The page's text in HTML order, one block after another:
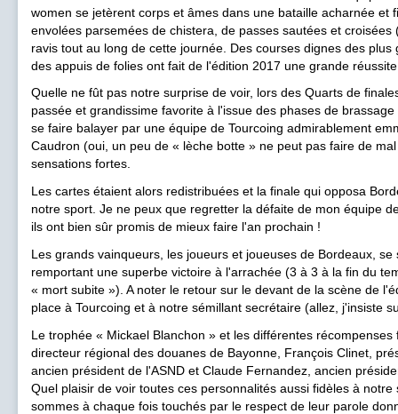
women se jetèrent corps et âmes dans une bataille acharnée et
envolées parsemées de chistera, de passes sautées et
ravis tout au long de cette journée. Des courses dignes des
des appuis de folies ont fait de l'édition 2017 une grande
Quelle ne fût pas notre surprise de voir, lors des Quarts de
passée et grandissime favorite à l'issue des phases de
se faire balayer par une équipe de Tourcoing admirablement
Caudron (oui, un peu de « lèche botte » ne peut pas faire de
sensations fortes.
Les cartes étaient alors redistribuées et la finale qui opposa
notre sport. Je ne peux que regretter la défaite de mon équipe
ils ont bien sûr promis de mieux faire l'an prochain !
Les grands vainqueurs, les joueurs et joueuses de Bordeaux,
remportant une superbe victoire à l'arrachée (3 à 3 à la fin du
« mort subite »). A noter le retour sur le devant de la scène de
place à Tourcoing et à notre sémillant secrétaire (allez, j'insiste
Le trophée « Mickael Blanchon » et les différentes
directeur régional des douanes de Bayonne, François Clinet,
ancien président de l'ASND et Claude Fernandez, ancien
Quel plaisir de voir toutes ces personnalités aussi fidèles à
sommes à chaque fois touchés par le respect de leur parole